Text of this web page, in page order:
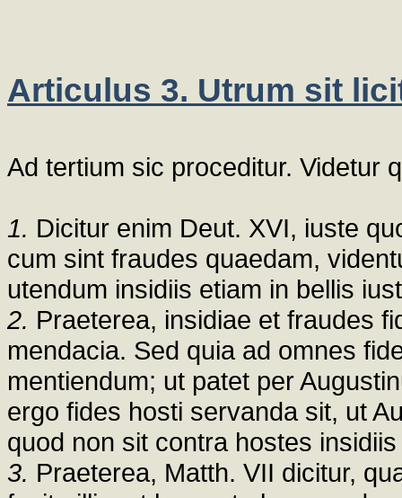
Articulus 3. Utrum sit
Ad tertium sic proceditur. Videtur
1. Dicitur enim Deut. XVI, iuste
cum sint fraudes quaedam,
utendum insidiis etiam in bellis
2. Praeterea, insidiae et fraudes
mendacia. Sed quia ad omnes
mentiendum; ut patet per
ergo fides hosti servanda sit, ut
quod non sit contra hostes
3. Praeterea, Matth. VII dicitur,